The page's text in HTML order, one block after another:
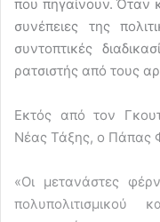
που πηγαίνουν. Όταν
συνέπειες της
συντοπτικές
ρατσιστής από τους
Εκτός από τον
Νέας Τάξης, ο Πάπας
«Οι μετανάστες
πολυπολιτισμικού